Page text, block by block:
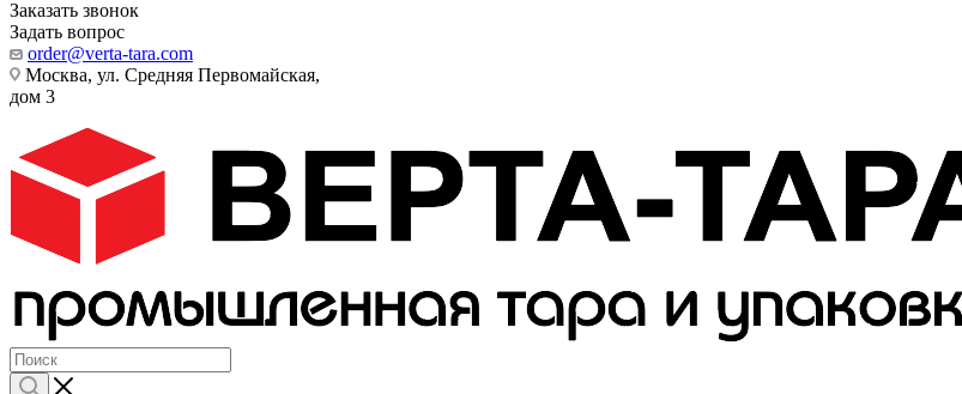
Заказать звонок
Задать вопрос
order@verta-tara.com
Москва, ул. Средняя Первомайская,
дом 3